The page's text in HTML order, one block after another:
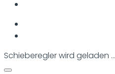
Schieberegler wird geladen ...